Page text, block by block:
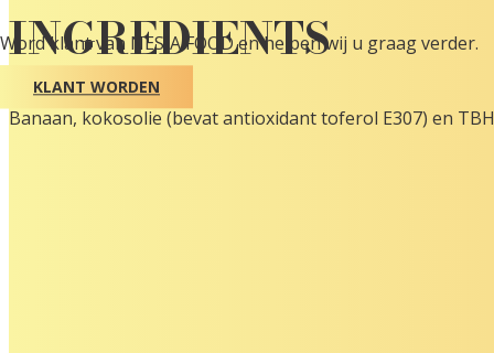
INGREDIENTS
Banaan, kokosolie (bevat antioxidant toferol E307) en
Word klant van NESIA FOOD en helpen wij u graag verder.
KLANT WORDEN